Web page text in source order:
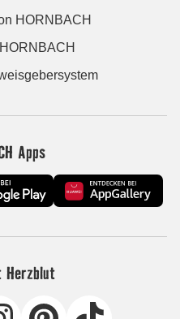
HORNBACH
Apps